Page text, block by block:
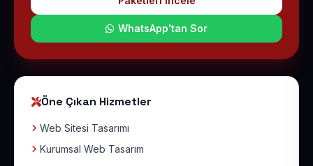
WhatsApp'tan Sor
Öne Çıkan Hizmetler
Web Sitesi Tasarımı
Kurumsal Web Tasarım